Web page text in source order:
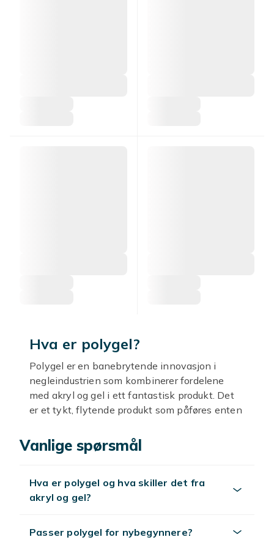
Hva er polygel?
Polygel er en banebrytende innovasjon i
negleindustrien som kombinerer fordelene
med akryl og gel i ett fantastisk produkt. Det
er et tykt, flytende produkt som påføres enten
negleforlengelser, og som til slutt herdes under
en UV-lampe. Polygel-negler er sterke,
perfekte valget for både profesjonelle
negleteknikere og gjør-det-selvere. Og best av
selv nybegynnere kan lage fantastiske negler
hjemme på kort tid!
Vanlige spørsmål
Hva er polygel og hva skiller det fra
akryl og gel?
Passer polygel for nybegynnere?